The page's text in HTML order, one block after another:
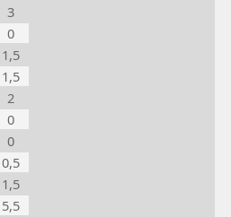
3
0
1,5
1,5
2
0
0
0,5
1,5
5,5